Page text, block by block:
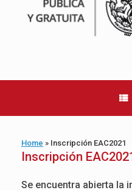
Home » Inscripción EAC2021
Inscripción
Se encuentra abierta la